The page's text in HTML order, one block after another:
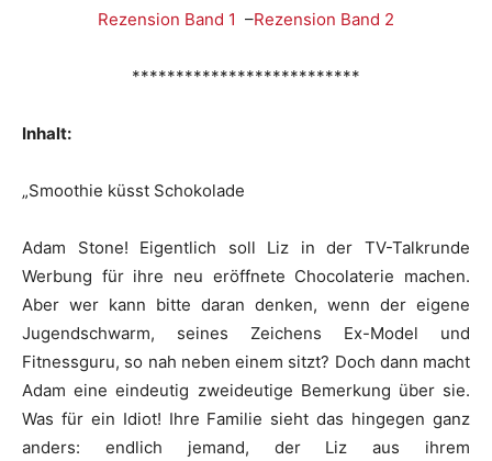
Rezension Band 1 –Rezension Band 2
**************************
Inhalt:
„Smoothie küsst Schokolade
Adam Stone! Eigentlich soll Liz in der TV-Talkrunde
Werbung für ihre neu eröffnete Chocolaterie machen.
Aber wer kann bitte daran denken, wenn der eigene
Jugendschwarm, seines Zeichens Ex-Model und
Fitnessguru, so nah neben einem sitzt? Doch dann macht
Adam eine eindeutig zweideutige Bemerkung über sie.
Was für ein Idiot! Ihre Familie sieht das hingegen ganz
anders: endlich jemand, der Liz aus ihrem